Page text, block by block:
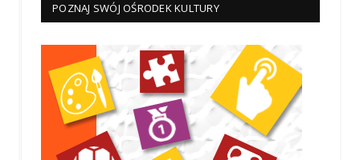
POZNAJ SWÓJ OŚRODEK KULTURY